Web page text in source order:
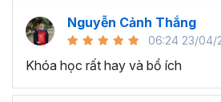
Nguyễn Cảnh Thắng
06:24 23/04/
Khóa học rất hay và bổ ích